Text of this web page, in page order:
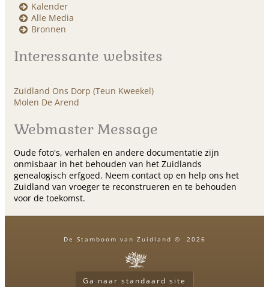
Kalender
Alle Media
Bronnen
Interessante websites
Zuidland Ons Dorp (Teun Kweekel)
Molen De Arend
Webmaster Message
Oude foto's, verhalen en andere documentatie zijn
onmisbaar in het behouden van het Zuidlands
genealogisch erfgoed. Neem contact op en help ons het
Zuidland van vroeger te reconstrueren en te behouden
voor de toekomst.
De Stamboom van Zuidland © 2026
Ga naar standaard site